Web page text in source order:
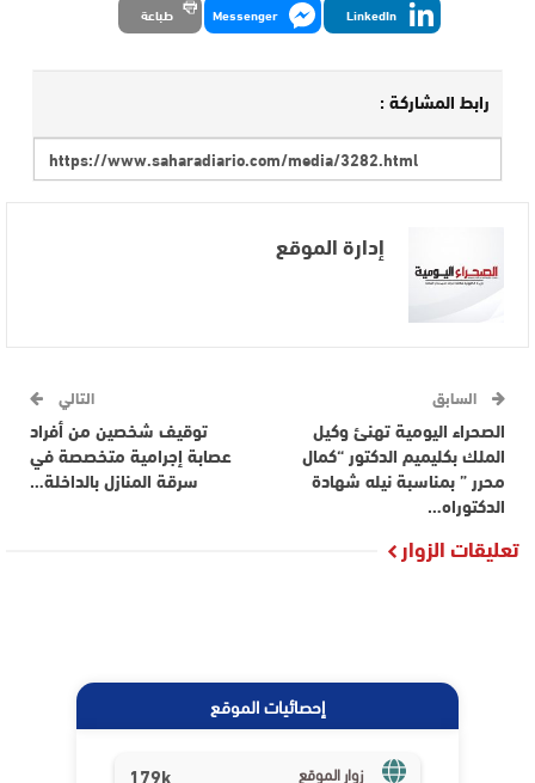
LinkedIn
Messenger طباعة
رابط المشاركة :
إدارة الموقع
السابق
الصحراء اليومية تهنئ وكيل
الملك بكليميم الدكتور “كمال
محرر ” بمناسبة نيله شهادة
الدكتوراه…
التالي
توقيف شخصين من أفراد
عصابة إجرامية متخصصة في
سرقة المنازل بالداخلة…
تعليقات الزوار
إحصائيات الموقع
زوار الموقع 179k